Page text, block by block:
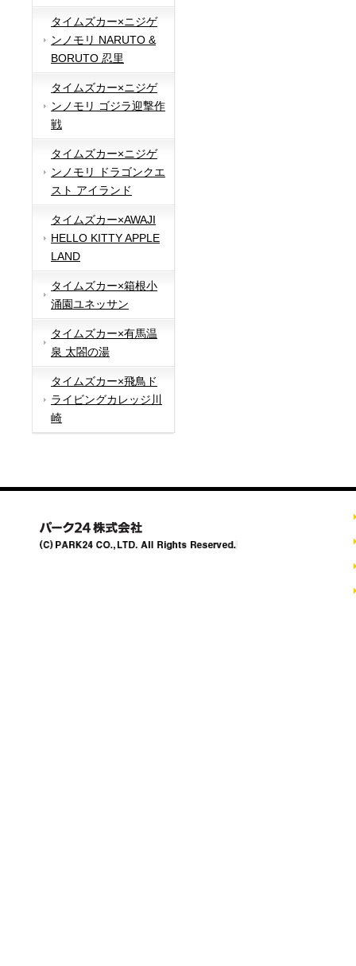
タイムズカー×ニジゲ
ンノモリ NARUTO &
BORUTO 忍里
タイムズカー×ニジゲ
ンノモリ ゴジラ迎撃作
戦
タイムズカー×ニジゲ
ンノモリ ドラゴンクエ
スト アイランド
タイムズカー×AWAJI
HELLO KITTY APPLE
LAND
タイムズカー×箱根小
涌園ユネッサン
タイムズカー×有馬温
泉 太閤の湯
タイムズカー×飛鳥ド
ライビングカレッジ川
崎